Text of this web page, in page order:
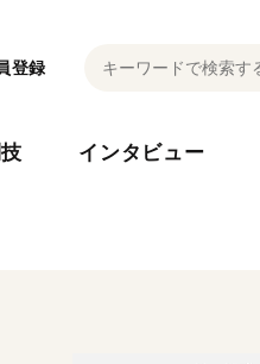
登録
インタビュー